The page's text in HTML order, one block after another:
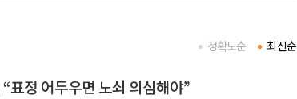
최신순
정확도순
표정 어두우면 노쇠 의심해야”